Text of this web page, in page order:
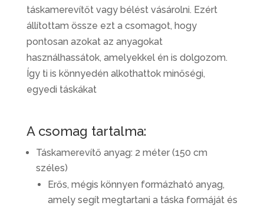
táskamerevítőt vagy bélést vásárolni. Ezért
állítottam össze ezt a csomagot, hogy
pontosan azokat az anyagokat
használhassátok, amelyekkel én is dolgozom.
Így ti is könnyedén alkothattok minőségi,
egyedi táskákat
A csomag tartalma:
Táskamerevítő anyag: 2 méter (150 cm
széles)
Erős, mégis könnyen formázható anyag,
amely segít megtartani a táska formáját és